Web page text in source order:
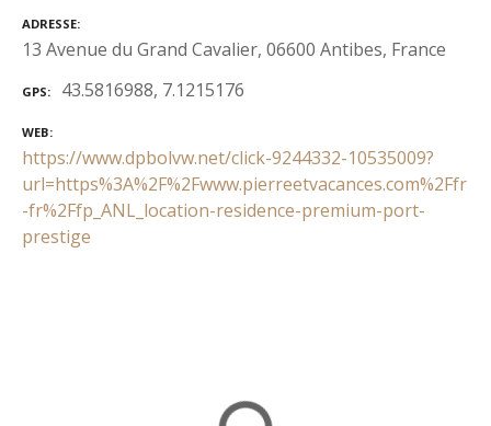
ADRESSE
13 Avenue du Grand Cavalier, 06600 Antibes, France
GPS 43.5816988, 7.1215176
WEB
https://www.dpbolvw.net/click-9244332-10535009?
url=https%3A%2F%2Fwww.pierreetvacances.com%2Ffr
-fr%2Ffp_ANL_location-residence-premium-port-
prestige